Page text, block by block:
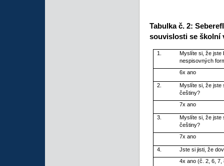
Tabulka č. 2:
souvislosti se školní
1.
Myslíte si, že jste
nespisovných
6x ano
2.
Myslíte si, že jste
češtiny?
7x ano
3.
Myslíte si, že jste
češtiny?
7x ano
4.
Jste si jisti, že
4x ano (č. 2, 6, 7,